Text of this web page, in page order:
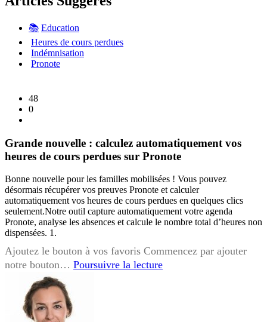
📚 Education
Heures de cours perdues
Indémnisation
Pronote
48
0
Grande nouvelle : calculez automatiquement vos
heures de cours perdues sur Pronote
Bonne nouvelle pour les familles mobilisées ! Vous pouvez
désormais récupérer vos preuves Pronote et calculer
automatiquement vos heures de cours perdues en quelques clics
seulement.Notre outil capture automatiquement votre agenda
Pronote, analyse les absences et calcule le nombre total d’heures non
dispensées. 1.
Ajoutez le bouton à vos favoris Commencez par ajouter
notre bouton… Poursuivre la lectureGrande